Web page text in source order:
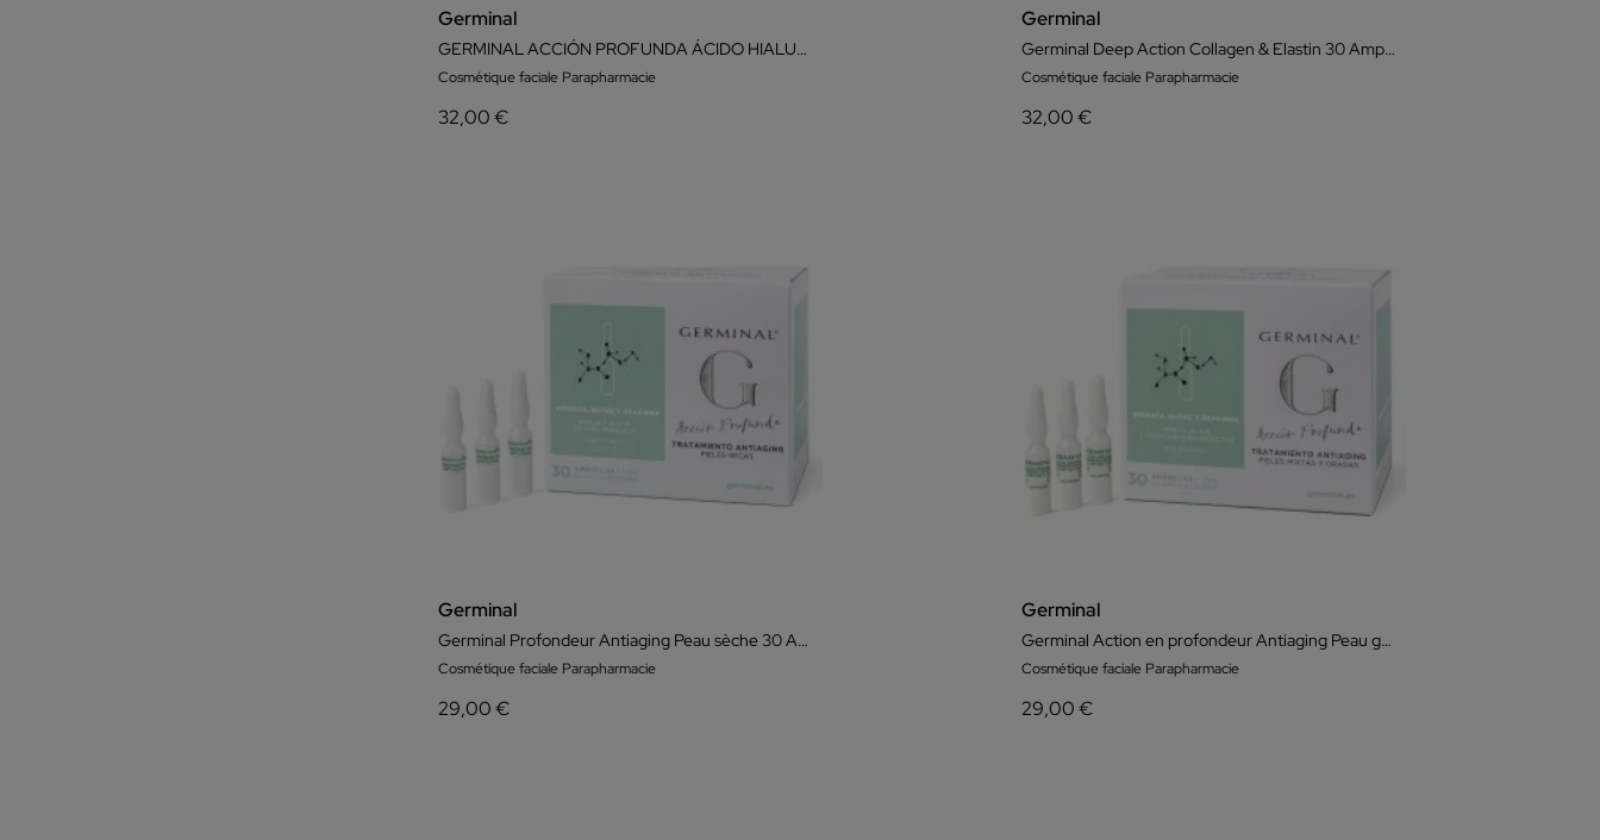
Germinal
GERMINAL ACCIÓN PROFUNDA ÁCIDO HIALURÓNICO 30 AMPOLLAS
Cosmétique faciale Parapharmacie
32,00 €
Germinal
Germinal Deep Action Collagen & Elastin 30 Ampoules
Cosmétique faciale Parapharmacie
32,00 €
Germinal
Germinal Profondeur Antiaging Peau sèche 30 Ampoules
Cosmétique faciale Parapharmacie
29,00 €
Germinal
Germinal Action en profondeur Antiaging Peau grasse et mixte 30 Ampoules
Cosmétique faciale Parapharmacie
29,00 €